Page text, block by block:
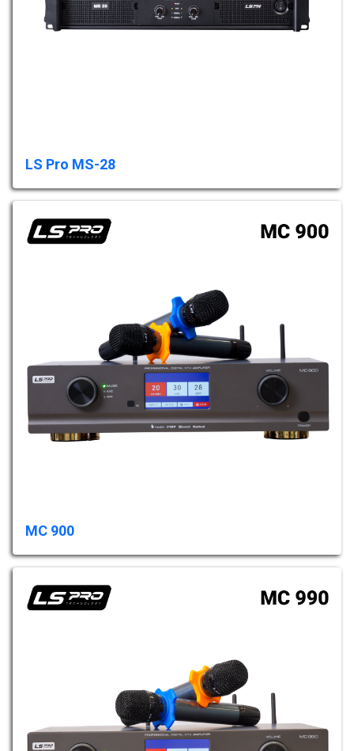
LS Pro MS-28
MC 900